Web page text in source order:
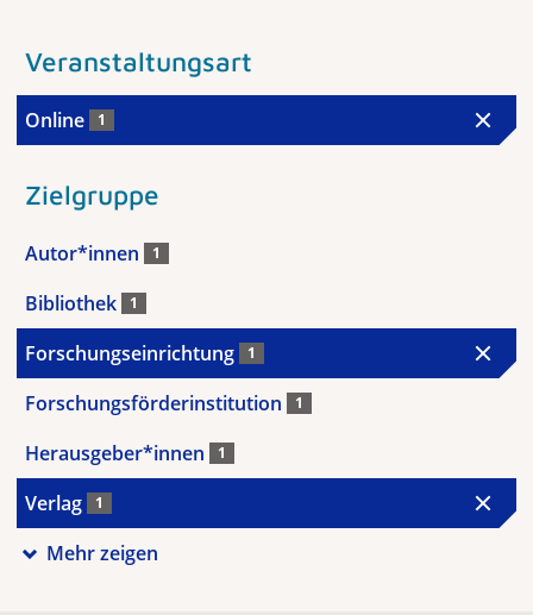
Veranstaltungsart
Online 1
Zielgruppe
Autor*innen 1
Bibliothek 1
Forschungseinrichtung 1
Forschungsförderinstitution 1
Herausgeber*innen 1
Verlag 1
Mehr zeigen